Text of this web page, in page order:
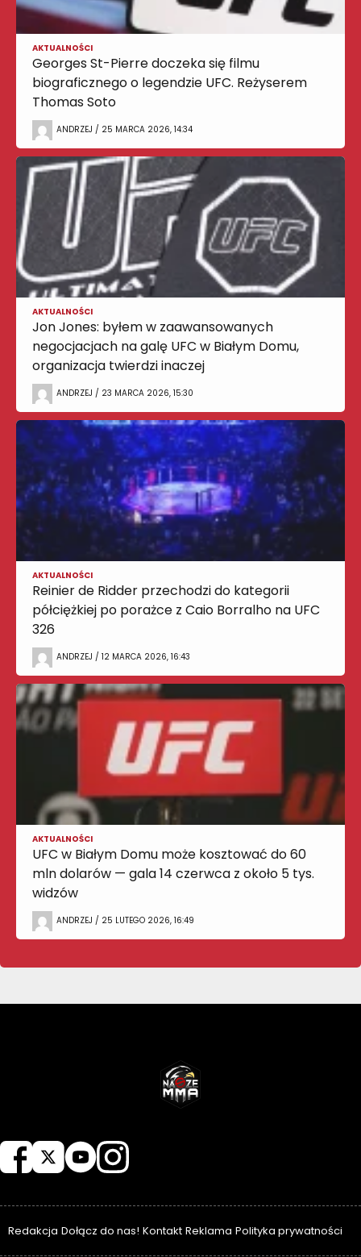
AKTUALNOŚCI
Georges St-Pierre doczeka się filmu
biograficznego o legendzie UFC. Reżyserem
Thomas Soto
ANDRZEJ / 25 MARCA 2026, 14:34
AKTUALNOŚCI
Jon Jones: byłem w zaawansowanych
negocjacjach na galę UFC w Białym Domu,
organizacja twierdzi inaczej
ANDRZEJ / 23 MARCA 2026, 15:30
AKTUALNOŚCI
Reinier de Ridder przechodzi do kategorii
półciężkiej po porażce z Caio Borralho na UFC
326
ANDRZEJ / 12 MARCA 2026, 16:43
AKTUALNOŚCI
UFC w Białym Domu może kosztować do 60
mln dolarów — gala 14 czerwca z około 5 tys.
widzów
ANDRZEJ / 25 LUTEGO 2026, 16:49
Redakcja Dołącz do nas! Kontakt Reklama Polityka prywatności